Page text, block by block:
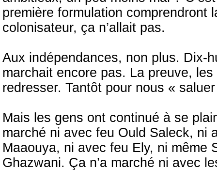
première formulation comprendront
colonisateur, ça n’allait pas.
Aux indépendances, non plus. Dix-
marchait encore pas. La preuve,
redresser. Tantôt pour nous «
Mais les gens ont continué à se
marché ni avec feu Ould Saleck, ni
Maaouya, ni avec feu Ely, ni même
Ghazwani. Ça n’a marché ni avec